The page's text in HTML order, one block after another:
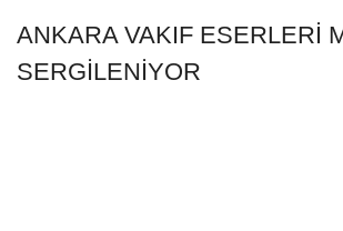
ANKARA VAKIF ESERLERİ
SERGİLENİYOR